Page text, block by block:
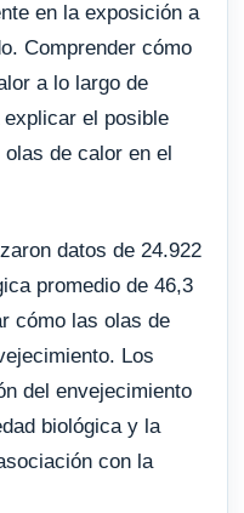
en la exposición a
Comprender cómo
a lo largo de
el posible
de calor en el
datos de 24.922
promedio de 46,3
cómo las olas de
Los
del envejecimiento
biológica y la
con la